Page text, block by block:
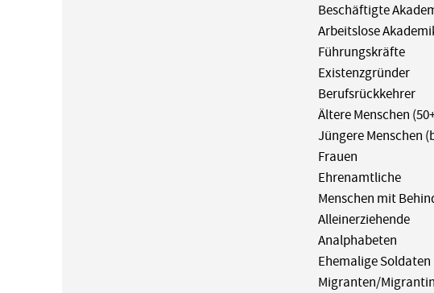
Beschäftigte
Arbeitslose
Führungskräfte
Existenzgründer
Berufsrückkehrer
Ältere Menschen
Jüngere Menschen
Frauen
Ehrenamtliche
Menschen mit
Alleinerziehende
Analphabeten
Ehemalige Soldaten
Migranten/